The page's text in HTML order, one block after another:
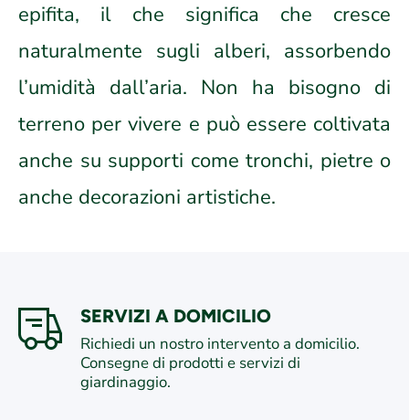
epifita, il che significa che cresce
naturalmente sugli alberi, assorbendo
l’umidità dall’aria. Non ha bisogno di
terreno per vivere e può essere coltivata
anche su supporti come tronchi, pietre o
anche decorazioni artistiche.
SERVIZI A DOMICILIO
Richiedi un nostro intervento a domicilio.
Consegne di prodotti e servizi di
giardinaggio.